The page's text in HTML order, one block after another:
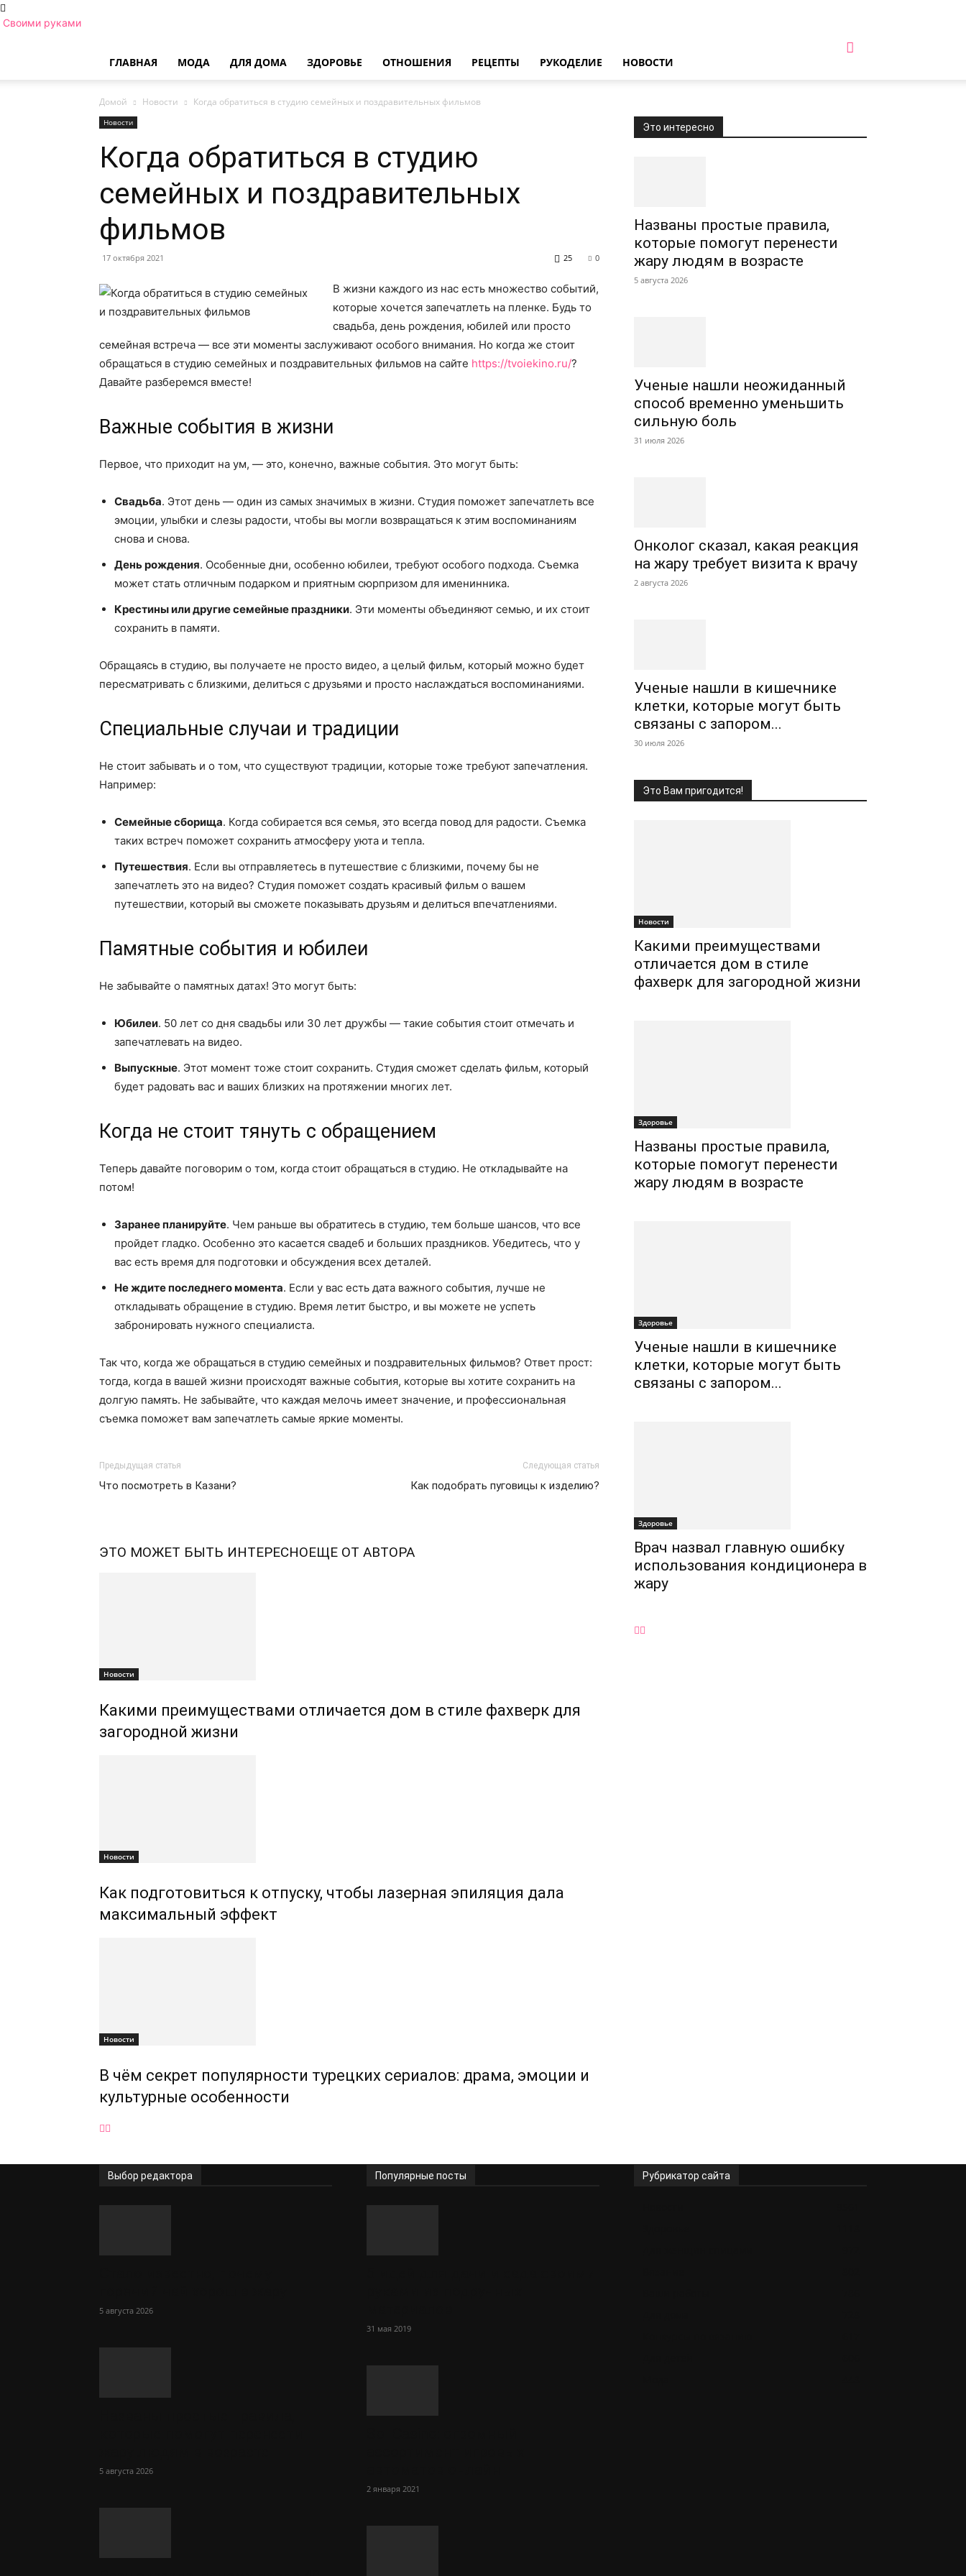
Своими руками
ГЛАВНАЯ МОДА ДЛЯ ДОМА ЗДОРОВЬЕ ОТНОШЕНИЯ РЕЦЕПТЫ РУКОДЕЛИЕ НОВОСТИ
Домой Новости Когда обратиться в студию семейных и поздравительных фильмов
Новости
Когда обратиться в студию
семейных и поздравительных
фильмов
17 октября 2021 0
25
В жизни каждого из нас есть множество событий,
которые хочется запечатлеть на пленке. Будь то
свадьба, день рождения, юбилей или просто
семейная встреча — все эти моменты заслуживают особого внимания. Но когда же стоит
обращаться в студию семейных и поздравительных фильмов на сайте https://tvoiekino.ru/?
Давайте разберемся вместе!
Важные события в жизни
Первое, что приходит на ум, — это, конечно, важные события. Это могут быть:
Свадьба. Этот день — один из самых значимых в жизни. Студия поможет запечатлеть все
эмоции, улыбки и слезы радости, чтобы вы могли возвращаться к этим воспоминаниям
снова и снова.
День рождения. Особенные дни, особенно юбилеи, требуют особого подхода. Съемка
может стать отличным подарком и приятным сюрпризом для именинника.
Крестины или другие семейные праздники. Эти моменты объединяют семью, и их стоит
сохранить в памяти.
Обращаясь в студию, вы получаете не просто видео, а целый фильм, который можно будет
пересматривать с близкими, делиться с друзьями и просто наслаждаться воспоминаниями.
Специальные случаи и традиции
Не стоит забывать и о том, что существуют традиции, которые тоже требуют запечатления.
Например:
Семейные сборища. Когда собирается вся семья, это всегда повод для радости. Съемка
таких встреч поможет сохранить атмосферу уюта и тепла.
Путешествия. Если вы отправляетесь в путешествие с близкими, почему бы не
запечатлеть это на видео? Студия поможет создать красивый фильм о вашем
путешествии, который вы сможете показывать друзьям и делиться впечатлениями.
Памятные события и юбилеи
Не забывайте о памятных датах! Это могут быть:
Юбилеи. 50 лет со дня свадьбы или 30 лет дружбы — такие события стоит отмечать и
запечатлевать на видео.
Выпускные. Этот момент тоже стоит сохранить. Студия сможет сделать фильм, который
будет радовать вас и ваших близких на протяжении многих лет.
Когда не стоит тянуть с обращением
Теперь давайте поговорим о том, когда стоит обращаться в студию. Не откладывайте на
потом!
Заранее планируйте. Чем раньше вы обратитесь в студию, тем больше шансов, что все
пройдет гладко. Особенно это касается свадеб и больших праздников. Убедитесь, что у
вас есть время для подготовки и обсуждения всех деталей.
Не ждите последнего момента. Если у вас есть дата важного события, лучше не
откладывать обращение в студию. Время летит быстро, и вы можете не успеть
забронировать нужного специалиста.
Так что, когда же обращаться в студию семейных и поздравительных фильмов? Ответ прост:
тогда, когда в вашей жизни происходят важные события, которые вы хотите сохранить на
долгую память. Не забывайте, что каждая мелочь имеет значение, и профессиональная
съемка поможет вам запечатлеть самые яркие моменты.
Предыдущая статья
Что посмотреть в Казани?
Следующая статья
Как подобрать пуговицы к изделию?
ЭТО МОЖЕТ БЫТЬ ИНТЕРЕСНОЕЩЕ ОТ АВТОРА
Новости
Какими преимуществами отличается дом в стиле фахверк для
загородной жизни
Новости
Как подготовиться к отпуску, чтобы лазерная эпиляция дала
максимальный эффект
Новости
В чём секрет популярности турецких сериалов: драма, эмоции и
культурные особенности
Это интересно
Названы простые правила,
которые помогут перенести
жару людям в возрасте
5 августа 2026
Ученые нашли неожиданный
способ временно уменьшить
сильную боль
31 июля 2026
Онколог сказал, какая реакция
на жару требует визита к врачу
2 августа 2026
Ученые нашли в кишечнике
клетки, которые могут быть
связаны с запором...
30 июля 2026
Это Вам пригодится!
Новости
Какими преимуществами
отличается дом в стиле
фахверк для загородной жизни
Здоровье
Названы простые правила,
которые помогут перенести
жару людям в возрасте
Здоровье
Ученые нашли в кишечнике
клетки, которые могут быть
связаны с запором...
Здоровье
Врач назвал главную ошибку
использования кондиционера в
жару
Выбор редактора
5 августа 2026
5 августа 2026
Популярные посты
31 мая 2019
2 января 2021
Рубрикатор сайта